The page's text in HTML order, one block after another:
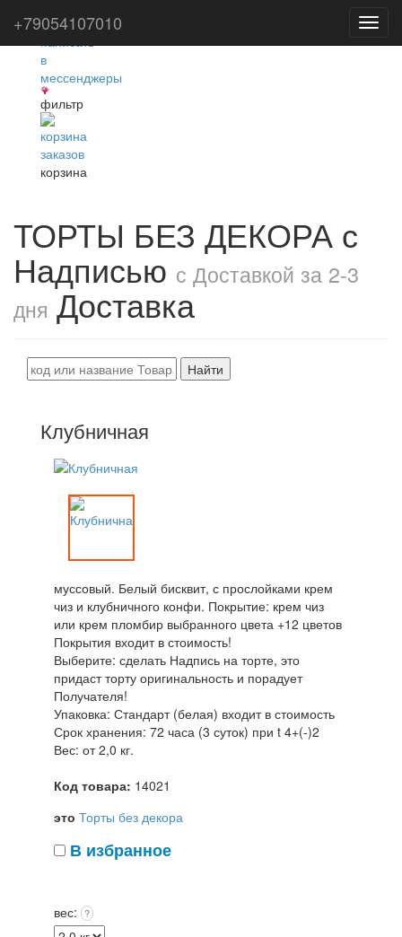
фильтр
корзина
ТОРТЫ БЕЗ ДЕКОРА с
Надписью с Доставкой за 2-3
дня Доставка
Найти
Клубничная
муссовый. Белый бисквит, с прослойками крем
чиз и клубничного конфи. Покрытие: крем чиз
или крем пломбир выбранного цвета +12 цветов
Покрытия входит в стоимость!
Выберите: сделать Надпись на торте, это
придаст торту оригинальность и порадует
Получателя!
Упаковка: Стандарт (белая) входит в стоимость
Срок хранения: 72 часа (3 суток) при t 4+(-)2
Вес: от 2,0 кг.
Код товара: 14021
это Торты без декора
В избранное
вес: ?
+79054107010